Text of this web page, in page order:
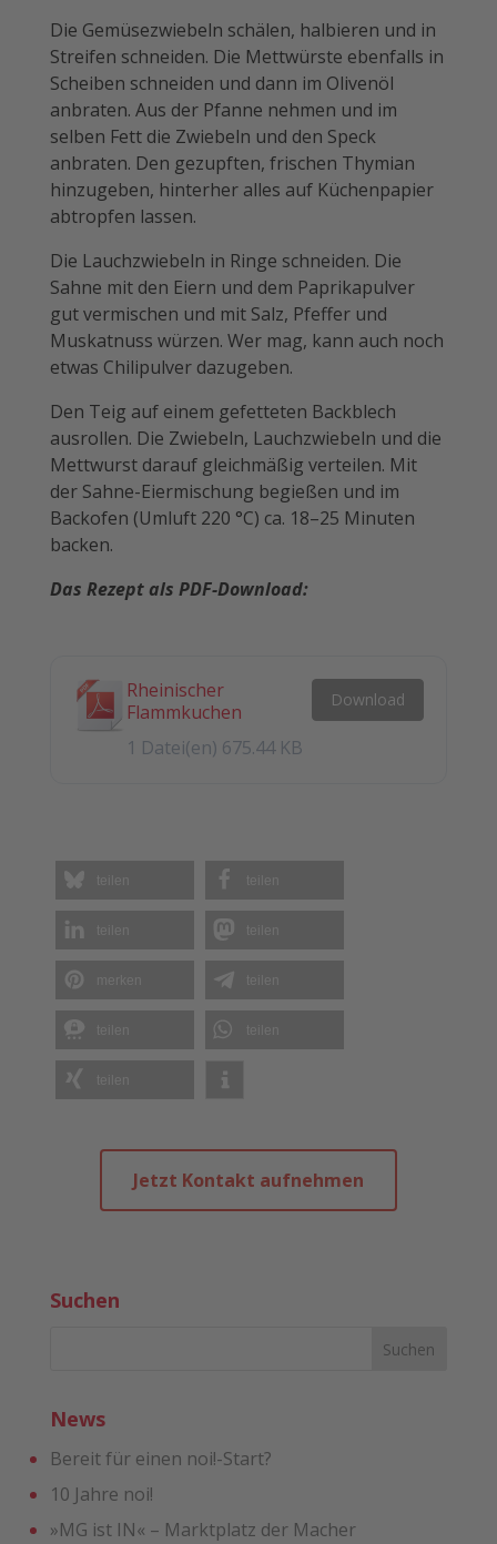
Die Gemüsezwiebeln schälen, halbieren und in
Streifen schnei­den. Die Mettwürste ebenfalls in
Scheiben schneiden und dann im ­Olivenöl
anbraten. Aus der Pfanne nehmen und im
selben Fett die ­Zwiebeln und den Speck
anbraten. Den gezupften, ­frischen Thymian
hinzugeben, hinterher alles auf Küchenpapier
ab­tropfen lassen.
Die Lauchzwiebeln in Ringe schneiden. Die
Sahne mit den Eiern und dem Paprikapulver
gut vermischen und mit Salz, Pfeffer und
Muskatnuss würzen. Wer mag, kann auch noch
etwas Chilipulver dazugeben.
Den Teig auf einem gefetteten Backblech
ausrollen. Die ­Zwiebeln, Lauchzwiebeln und die
Mettwurst darauf gleich­mäßig verteilen. Mit
der Sahne-Eiermischung begießen und im
Backofen (Umluft 220 °C) ca. 18–25 Minuten
backen.
Das Rezept als PDF-Download:
Rheinischer
Flammkuchen
1 Datei(en) 675.44 KB
Download
Jetzt Kontakt aufnehmen
Suchen
News
Bereit für einen noi!-Start?
10 Jahre noi!
»MG ist IN« – Marktplatz der Macher